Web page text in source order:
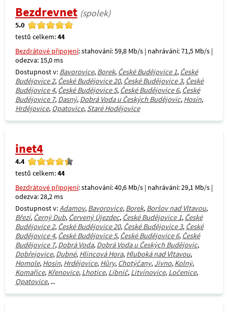
Bezdrevnet (spolek)
5.0
testů celkem:44
Bezdrátové připojení: stahování: 59,8 Mb/s | nahrávání: 71,5 Mb/s |
odezva: 15,0 ms
Dostupnost v: Bavorovice, Borek, České Budějovice 1, České
Budějovice 2, České Budějovice 20, České Budějovice 3, České
Budějovice 4, České Budějovice 5, České Budějovice 6, České
Budějovice 7, Dasný, Dobrá Voda u Českých Budějovic, Hosín,
Hrdějovice, Opatovice, Staré Hodějovice
inet4
4.4
testů celkem:44
Bezdrátové připojení: stahování: 40,6 Mb/s | nahrávání: 29,1 Mb/s |
odezva: 28,2 ms
Dostupnost v:Adamov, Bavorovice, Borek, Boršov nad Vltavou,
Březí, Černý Dub, Červený Újezdec, České Budějovice 1, České
Budějovice 2, České Budějovice 20, České Budějovice 3, České
Budějovice 4, České Budějovice 5, České Budějovice 6, České
Budějovice 7, Dobrá Voda, Dobrá Voda u Českých Budějovic,
Dobřejovice, Dubné, Hlincová Hora, Hluboká nad Vltavou,
Homole, Hosín, Hrdějovice, Hůry, Chotýčany, Jivno, Kolný,
Komařice, Křenovice, Lhotice, Libníč, Litvínovice, Ločenice,
Opatovice, ...